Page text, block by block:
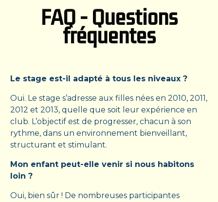
FAQ - Questions
fréquentes
Le stage est-il adapté à tous les niveaux ?
Oui. Le stage s’adresse aux filles nées en 2010, 2011,
2012 et 2013, quelle que soit leur expérience en
club. L’objectif est de progresser, chacun à son
rythme, dans un environnement bienveillant,
structurant et stimulant.
Mon enfant peut-elle venir si nous habitons
loin ?
Oui, bien sûr ! De nombreuses participantes